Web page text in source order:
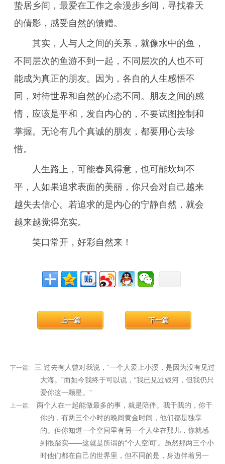
蛰居乡间，最爱在工作之余漫步乡间，寻找春天
的倩影，感受自然的馈赠。
其实，人与人之间的关系，就像水中的鱼，
不同层次的鱼游不到一起，不同层次的人也不可
能成为真正的朋友。因为，各自的人生感悟不
同，对待世界和自然的心态不同。朋友之间的感
情，应该是平和，发自内心的，不要试图控制和
掌握。无论有几个真诚的朋友，都要用心去珍
惜。
人生路上，可能春风得意，也可能坎坷不
平，人如果追求表面的美丽，你只会对自己越来
越失去信心。若追求的是内心的宁静自然，就会
越来越觉得充实。
笑口常开，好彩自然来！
下一篇:
三 过去有人曾对我说，“一个人爱上小溪，是因为没有见过
大海。”而如今我终于可以说，“我已见过银河，但我仍只
爱你这一颗星。”
下一篇
上一篇:
两个人在一起能做最多的事，就是陪伴。我干我的，你干
你的，有两三个小时的晚间黄金时间，他们都是独享
的。但你知道一个空间里有另一个人坐在那儿，你就感
到很踏实——这就是所谓的“个人空间”。虽然那两三个小
时他们都在自己的世界里，但不同的是，身边伴着另一
上一篇